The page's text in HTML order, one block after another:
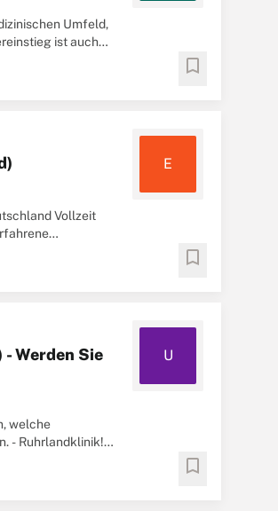
Umfeld,
ist auch
bookmark
E
Vollzeit
bookmark
Werden Sie
U
welche
- Ruhrlandklinik!
bookmark